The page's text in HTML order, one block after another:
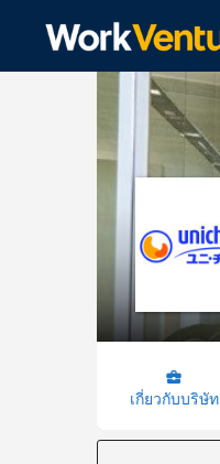
business_center
เกี่ยวกับบริษัท